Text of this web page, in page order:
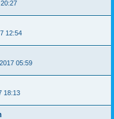
12:54
05:59
18:13